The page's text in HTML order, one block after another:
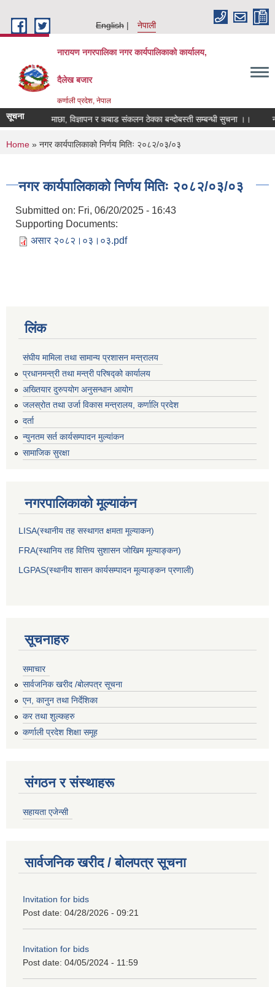
English
नेपाली
नारायण नगरपालिका नगर कार्यपालिकाको कार्यालय,
दैलेख बजार
कर्णाली प्रदेश, नेपाल
सूचना
!! माछा, विज्ञापन र कबाड संकलन ठेक्का बन्दोबस्ती सम्बन्धी सुचना ।।
You are here
Home » नगर कार्यपालिकाको निर्णय मितिः २०८२/०३/०३
नगर कार्यपालिकाको निर्णय मितिः २०८२/०३/०३
Submitted on: Fri, 06/20/2025 - 16:43
Supporting Documents:
असार २०८२।०३।०३.pdf
लिंक
संघीय मामिला तथा सामान्य प्रशासन मन्त्रालय
प्रधानमन्त्री तथा मन्त्री परिषद्को कार्यालय
अख्तियार दुरुपयोग अनुसन्धान आयोग
जलस्रोत तथा उर्जा विकास मन्त्रालय, कर्णालि प्रदेश
दर्ता
न्युनतम सर्त कार्यसम्पादन मुल्यांकन
सामाजिक सुरक्षा
नगरपालिकाकाे मूल्याकंन
LISA(स्थानीय तह सस्थागत क्षमता मूल्याक‌न)
FRA(स्थानिय तह वित्तिय सुशासन जोखिम मूल्याङ्कन)
LGPAS(स्थानीय शासन कार्यसम्पादन मूल्याङ्कन प्रणाली)
सूचनाहरु
समाचार
सार्वजनिक खरीद /बोलपत्र सूचना
एन, कानुन तथा निर्देशिका
कर तथा शुल्कहरु
कर्णाली प्रदेश शिक्षा समूह
संगठन र संस्थाहरू
सहायता एजेन्सी
सार्वजनिक खरीद / बोलपत्र सूचना
Invitation for bids
Post date: 04/28/2026 - 09:21
Invitation for bids
Post date: 04/05/2024 - 11:59